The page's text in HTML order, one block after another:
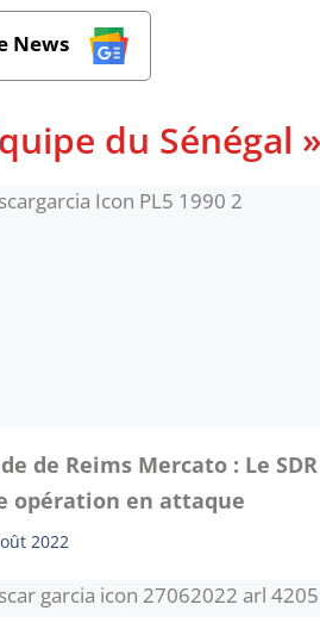
News
du Sénégal »
de Reims Mercato : Le
opération en attaque
2022